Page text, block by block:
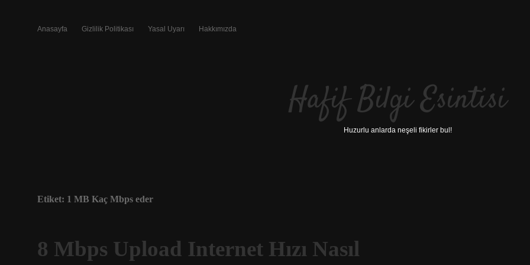
Anasayfa Gizlilik Politikası Yasal Uyarı Hakkımızda
Hafif Bilgi Esintisi
Huzurlu anlarda neşeli fikirler bul!
Etiket: 1 MB Kaç Mbps eder
8 Mbps Upload Internet Hızı Nasıl